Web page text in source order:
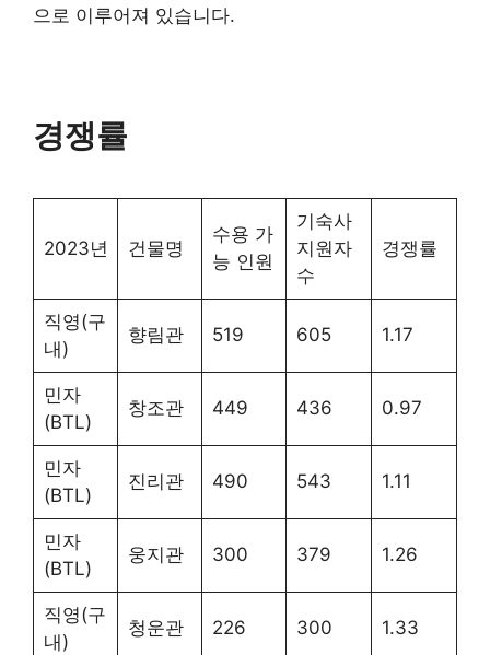
으로 이루어져 있습니다.
경쟁률
2023년 건물명
수용 가
능 인원
기숙사
지원자
수
경쟁률
직영(구
내)
향림관 519 605 1.17
민자
(BTL)
창조관 449 436 0.97
민자
(BTL)
진리관 490 543 1.11
민자
(BTL)
웅지관 300 379 1.26
직영(구
내)
청운관 226 300 1.33